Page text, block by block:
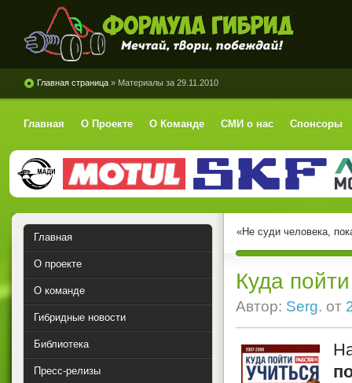
Формула Гибрид
Главная страница » Материалы за 29.11.2010
Главная О Проекте О Команде СМИ о нас Спонсоры
«Не суди человека,
Куда
Автор: Serg. от
Главная
О проекте
О команде
Гибридные новости
Библиотека
Пресс-релизы